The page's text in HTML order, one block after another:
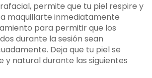
permite que tu piel respire y
maquillarte inmediatamente
para permitir que los
durante la sesión sean
Deja que tu piel se
y natural durante las siguientes